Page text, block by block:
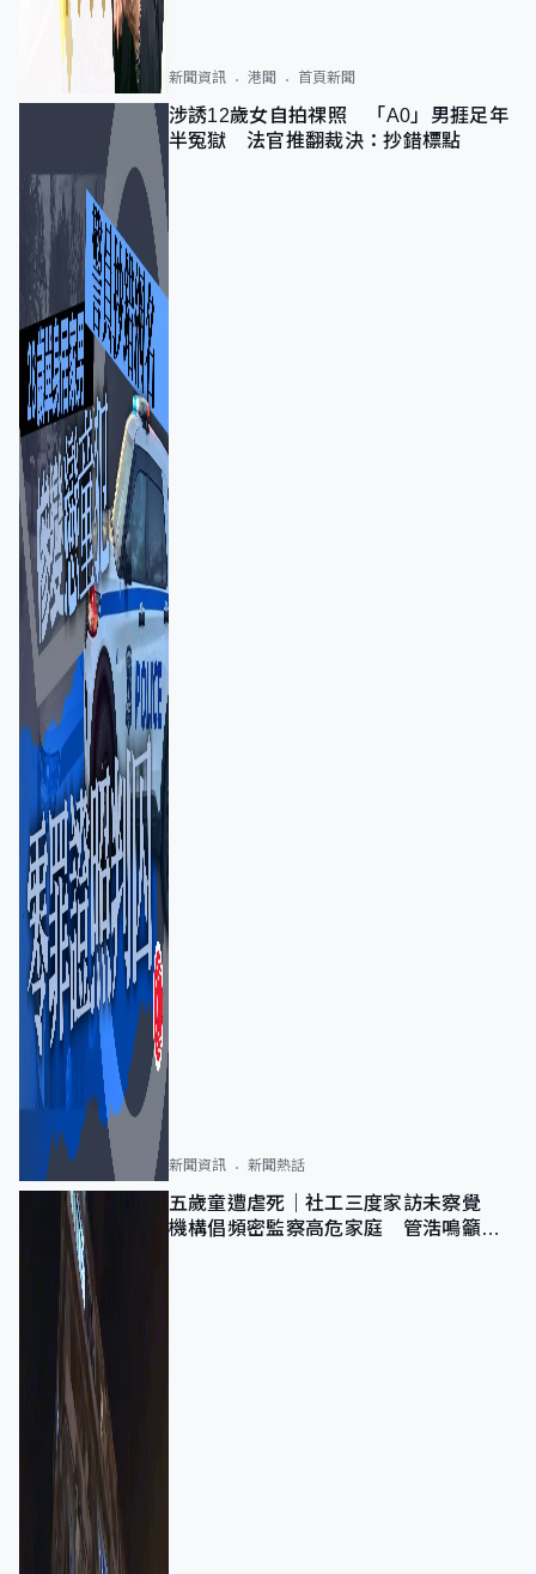
新聞資訊 港聞 首頁新聞
涉誘12歲女自拍祼照 「A0」男捱足年
半冤獄 法官推翻裁決：抄錯標點
新聞資訊 新聞熱話
五歲童遭虐死｜社工三度家訪未察覺
機構倡頻密監察高危家庭 管浩鳴籲加